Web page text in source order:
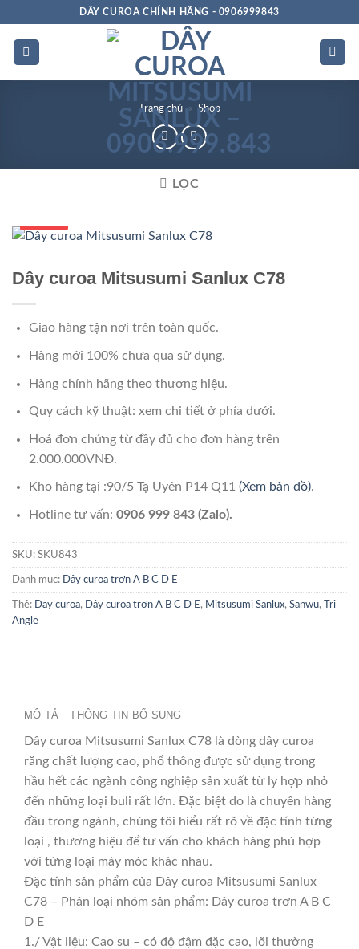
dung
DÂY CUROA CHÍNH HÃNG - 0906999843
Trang chủ » Shop
LỌC
Dây curoa Mitsusumi Sanlux C78
Giao hàng tận nơi trên toàn quốc.
Hàng mới 100% chưa qua sử dụng.
Hàng chính hãng theo thương hiệu.
Quy cách kỹ thuật: xem chi tiết ở phía dưới.
Hoá đơn chứng từ đầy đủ cho đơn hàng trên
2.000.000VNĐ.
Kho hàng tại :90/5 Tạ Uyên P14 Q11 (Xem bản đồ).
Hotline tư vấn: 0906 999 843 (Zalo).
SKU: SKU843
Danh mục: Dây curoa trơn A B C D E
Thẻ: Day curoa, Dây curoa trơn A B C D E , Mitsusumi Sanlux, Sanwu,
Tri
Angle
MÔ TẢ THÔNG TIN BỔ SUNG
Dây curoa Mitsusumi Sanlux C78 là dòng dây curoa
răng chất lượng cao, phổ thông được sử dụng trong
hầu hết các ngành công nghiệp sản xuất từ ly hợp nhỏ
đến những loại buli rất lớn. Đặc biệt do là chuyên hàng
đầu trong ngành, chúng tôi hiểu rất rõ về đặc tính từng
loại , thương hiệu để tư vấn cho khách hàng phù hợp
với từng loại máy móc khác nhau.
Đặc tính sản phẩm của Dây curoa Mitsusumi Sanlux
C78 – Phân loại nhóm sản phẩm: Dây curoa trơn A B C
D E
1./ Vật liệu: Cao su – có độ đậm đặc cao, lõi thường